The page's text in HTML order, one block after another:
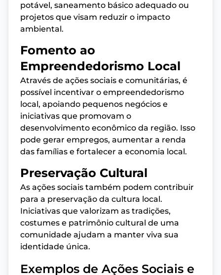
potável, saneamento básico adequado ou
projetos que visam reduzir o impacto
ambiental.
Fomento ao
Empreendedorismo Local
Através de ações sociais e comunitárias, é
possível incentivar o empreendedorismo
local, apoiando pequenos negócios e
iniciativas que promovam o
desenvolvimento econômico da região. Isso
pode gerar empregos, aumentar a renda
das famílias e fortalecer a economia local.
Preservação Cultural
As ações sociais também podem contribuir
para a preservação da cultura local.
Iniciativas que valorizam as tradições,
costumes e patrimônio cultural de uma
comunidade ajudam a manter viva sua
identidade única.
Exemplos de Ações Sociais e